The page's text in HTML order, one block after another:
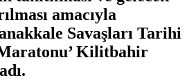
amacıyla
Savaşları Tarihi
Kilitbahir